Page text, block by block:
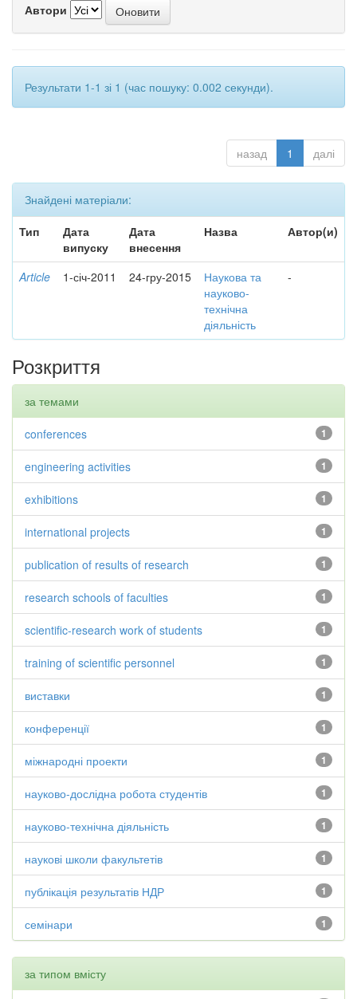
Автори
Результати 1-1 зі 1 (час пошуку: 0.002 секунди).
назад 1 далі
Знайдені матеріали:
Тип
Дата
випуску
Дата
внесення
Назва Автор(и)
Article 1-січ-2011 24-гру-2015
Наукова та
науково-
технічна
діяльність
-
Розкриття
за темами
1
conferences
1
engineering activities
1
exhibitions
1
international projects
1
publication of results of research
1
research schools of faculties
1
scientific-research work of students
1
training of scientific personnel
1
виставки
1
конференції
1
міжнародні проекти
1
науково-дослідна робота студентів
1
науково-технічна діяльність
1
наукові школи факультетів
1
публікація результатів НДР
1
семінари
за типом вмісту